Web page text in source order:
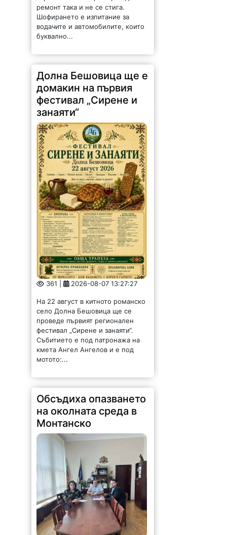
ремонт така и не се стига.
Шофирането е изпитание за
водачите и автомобилите, които
буквално...
Долна Бешовица ще е
домакин на първия
фестивал „Сирене и
занаяти“
361 | 2026-08-07 13:27:27
На 22 август в китното романско
село Долна Бешовица ще се
проведе първият регионален
фестивал „Сирене и занаяти“.
Събитието е под патронажа на
кмета Ангел Ангелов и е под
мотото:...
Обсъдиха опазването
на околната среда в
Монтанско